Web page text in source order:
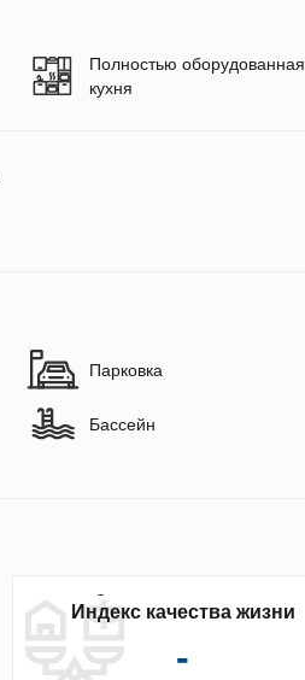
Полностью оборудованная
кухня
Парковка
Бассейн
Индекс качества жизни
-